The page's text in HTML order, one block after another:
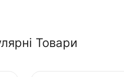
Товари